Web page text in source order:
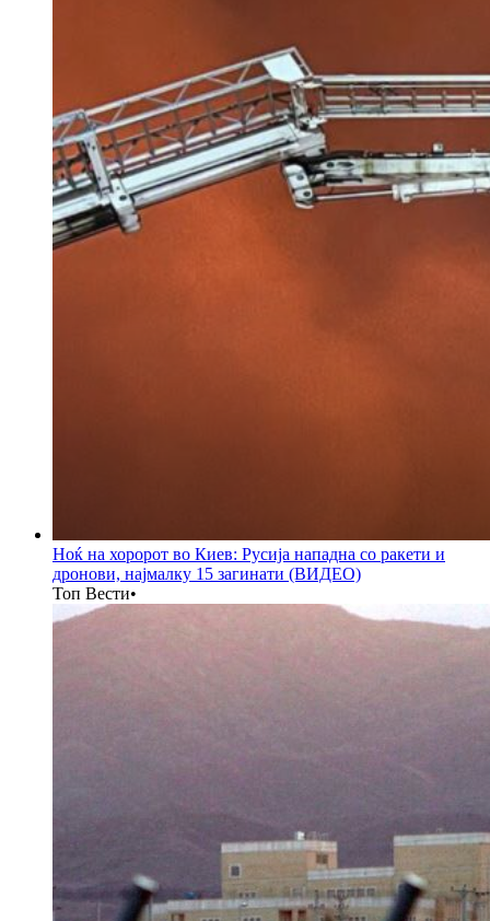
Ноќ на хоророт во Киев: Русија нападна со ракети и
дронови, најмалку 15 загинати (ВИДЕО)
Топ Вести•